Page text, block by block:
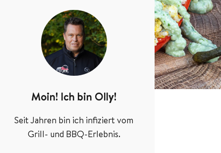
Moin! Ich bin Olly!
Seit Jahren bin ich infiziert vom
Grill- und BBQ-Erlebnis.